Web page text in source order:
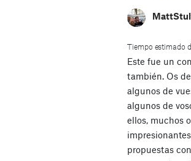
Tiempo estimado
Este fue un
también. Os
algunos de
algunos de
ellos, muchos
propuestas